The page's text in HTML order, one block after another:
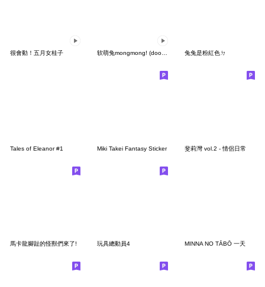
很會動！五月女桂子 软萌兔mongmong! (doodle!) 8 兔兔是粉紅色ㄉ
Tales of Eleanor #1 Miki Takei Fantasy Sticker 斐莉灣 vol.2 - 情侶日常
馬卡龍腳趾的怪獸們來了! 玩具總動員4 MINNA NO TĀBŌ 一天